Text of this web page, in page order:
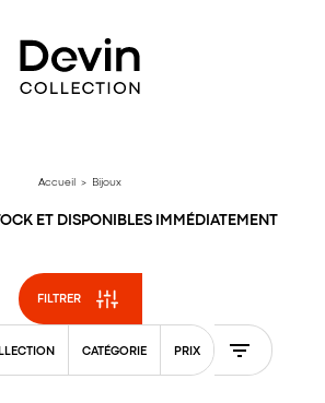
Accueil > Bijoux
ET DISPONIBLES IMMÉDIATEMENT
FILTRER
CATÉGORIE PRIX